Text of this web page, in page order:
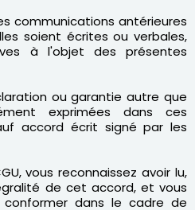
communications antérieures
soient écrites ou verbales,
à l'objet des présentes
ou garantie autre que
exprimées dans ces
accord écrit signé par les
vous reconnaissez avoir lu,
de cet accord, et vous
dans le cadre de